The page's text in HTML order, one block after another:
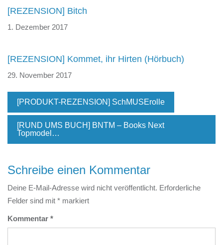
[REZENSION] Bitch
1. Dezember 2017
[REZENSION] Kommet, ihr Hirten (Hörbuch)
29. November 2017
[PRODUKT-REZENSION] SchMUSErolle
[RUND UMS BUCH] BNTM – Books Next
Topmodel…
Schreibe einen Kommentar
Deine E-Mail-Adresse wird nicht veröffentlicht. Erforderliche
Felder sind mit * markiert
Kommentar *